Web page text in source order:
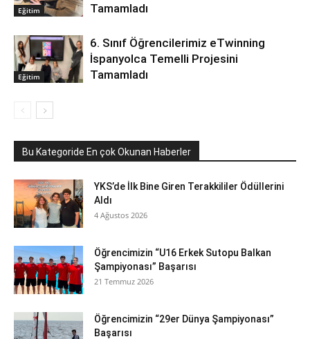
Eğitim
Tamamladı
Eğitim
6. Sınıf Öğrencilerimiz eTwinning
İspanyolca Temelli Projesini
Tamamladı
Bu Kategoride En çok Okunan Haberler
YKS’de İlk Bine Giren Terakkililer Ödüllerini
Aldı
4 Ağustos 2026
Öğrencimizin “U16 Erkek Sutopu Balkan
Şampiyonası” Başarısı
21 Temmuz 2026
Öğrencimizin “29er Dünya Şampiyonası”
Başarısı